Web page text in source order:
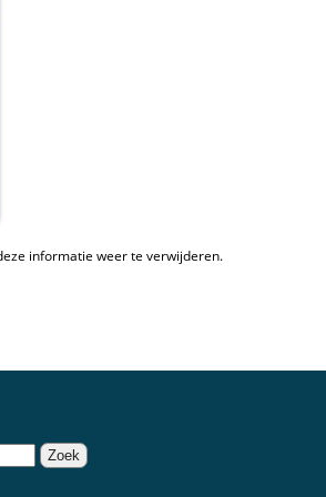
informatie weer te verwijderen.